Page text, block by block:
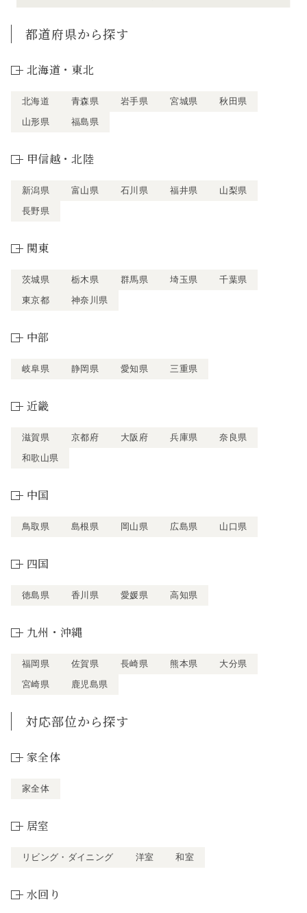
都道府県から探す
北海道・東北
北海道 青森県 岩手県 宮城県
秋田県
山形県
福島県
甲信越・北陸
新潟県 富山県 石川県 福井県
山梨県
長野県
関東
茨城県 栃木県 群馬県 埼玉県
千葉県
東京都
神奈川県
中部
岐阜県 静岡県 愛知県 三重県
近畿
滋賀県 京都府 大阪府 兵庫県
奈良県
和歌山県
中国
鳥取県 島根県 岡山県 広島県 山口県
四国
徳島県 香川県 愛媛県 高知県
九州・沖縄
福岡県 佐賀県 長崎県 熊本県
大分県
宮崎県
鹿児島県
対応部位から探す
家全体
家全体
居室
リビング・ダイニング 洋室 和室
水回り